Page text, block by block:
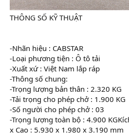
THÔNG SỐ KỸ THUẬT
-Nhãn hiệu : CABSTAR
-Loại phương tiện : Ô tô tải
-Xuất xứ : Việt Nam lắp ráp
-Thông số chung:
-Trọng lượng bản thân : 2.320 KG
-Tải trọng cho phép chở : 1.900 KG
-Số người cho phép chở : 03
-Trọng lượng toàn bộ : 4.900
x Cao : 5.930 x 1.980 x 3.190 mm